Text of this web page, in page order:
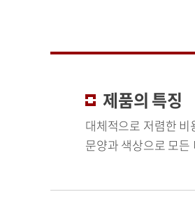
제품의 특징
대체적으로 저렴한
문양과 색상으로 모